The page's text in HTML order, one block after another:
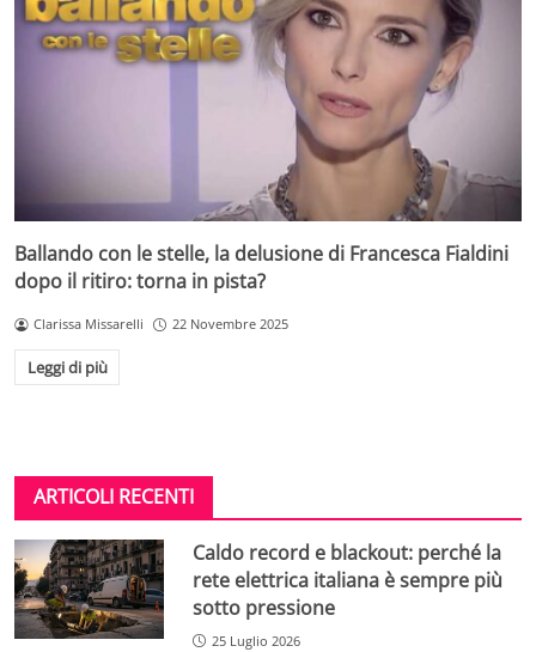
Ballando con le stelle, la delusione di Francesca Fialdini
dopo il ritiro: torna in pista?
Clarissa Missarelli 22 Novembre 2025
Leggi di più
ARTICOLI RECENTI
Caldo record e blackout: perché la
rete elettrica italiana è sempre più
sotto pressione
25 Luglio 2026